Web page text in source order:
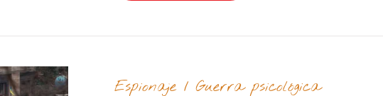
Espionaje/Guerra psicológica